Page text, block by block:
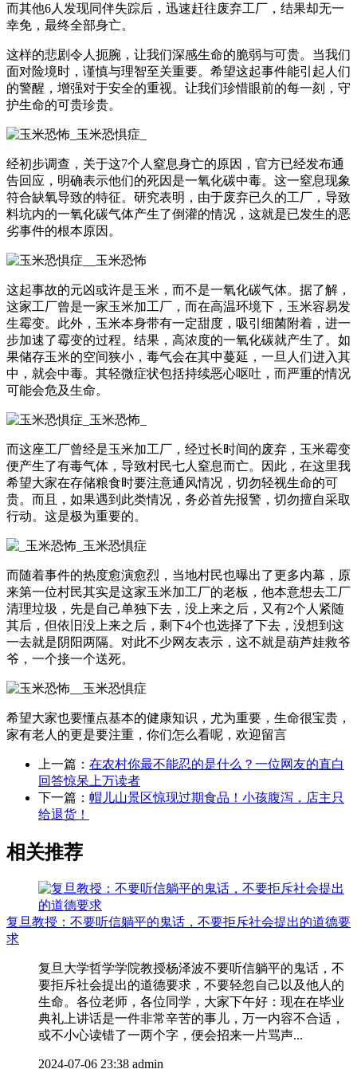
而其他6人发现同伴失踪后，迅速赶往废弃工厂，结果却无一
幸免，最终全部身亡。
这样的悲剧令人扼腕，让我们深感生命的脆弱与可贵。当我们
面对险境时，谨慎与理智至关重要。希望这起事件能引起人们
的警醒，增强对于安全的重视。让我们珍惜眼前的每一刻，守
护生命的可贵珍贵。
经初步调查，关于这7个人窒息身亡的原因，官方已经发布通
告回应，明确表示他们的死因是一氧化碳中毒。这一窒息现象
符合缺氧导致的特征。研究表明，由于废弃已久的工厂，导致
料坑内的一氧化碳气体产生了倒灌的情况，这就是已发生的恶
劣事件的根本原因。
这起事故的元凶或许是玉米，而不是一氧化碳气体。据了解，
这家工厂曾是一家玉米加工厂，而在高温环境下，玉米容易发
生霉变。此外，玉米本身带有一定甜度，吸引细菌附着，进一
步加速了霉变的过程。结果，高浓度的一氧化碳就产生了。如
果储存玉米的空间狭小，毒气会在其中蔓延，一旦人们进入其
中，就会中毒。其轻微症状包括持续恶心呕吐，而严重的情况
可能会危及生命。
而这座工厂曾经是玉米加工厂，经过长时间的废弃，玉米霉变
便产生了有毒气体，导致村民七人窒息而亡。因此，在这里我
希望大家在存储粮食时要注意通风情况，切勿轻视生命的可
贵。而且，如果遇到此类情况，务必首先报警，切勿擅自采取
行动。这是极为重要的。
而随着事件的热度愈演愈烈，当地村民也曝出了更多内幕，原
来第一位村民其实是这家玉米加工厂的老板，他本意想去工厂
清理垃圾，先是自己单独下去，没上来之后，又有2个人紧随
其后，但依旧没上来之后，剩下4个也选择了下去，没想到这
一去就是阴阳两隔。对此不少网友表示，这不就是葫芦娃救爷
爷，一个接一个送死。
希望大家也要懂点基本的健康知识，尤为重要，生命很宝贵，
家有老人的更是要注重，你们怎么看呢，欢迎留言
上一篇： 在农村你最不能忍的是什么？一位网友的直白
回答惊呆上万读者
下一篇： 帽儿山景区惊现过期食品！小孩腹泻，店主只
给退货！
相关推荐
复旦教授：不要听信躺平的鬼话，不要拒斥社会提出的道德要
求
复旦大学哲学学院教授杨泽波不要听信躺平的鬼话，不
要拒斥社会提出的道德要求，不要轻忽自己以及他人的
生命。各位老师，各位同学，大家下午好：现在在毕业
典礼上讲话是一件非常辛苦的事儿，万一内容不合适，
或不小心读错了一两个字，便会招来一片骂声...
2024-07-06 23:38 admin